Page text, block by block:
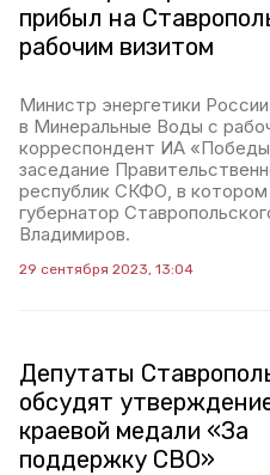
прибыл на
рабочим визитом
Министр энергетики
в Минеральные Воды с
корреспондент ИА
заседание
республик СКФО, в котором
губернатор
Владимиров.
29 сентября 2023, 13:04
Депутаты
обсудят
краевой медали «За
поддержку СВО»